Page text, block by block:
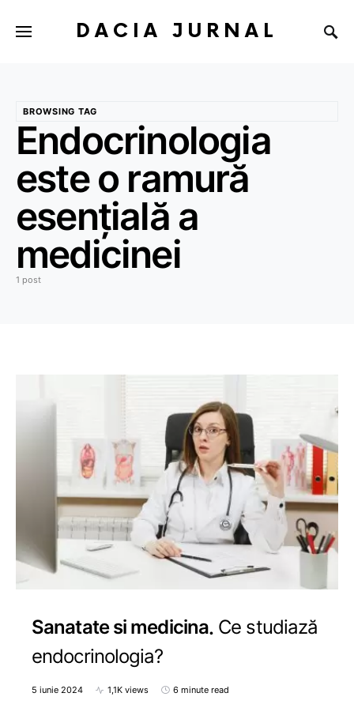
DACIA JURNAL
BROWSING TAG
Endocrinologia
este o ramură
esențială a
medicinei
1 post
Sanatate si medicina Ce studiază
endocrinologia?
5 iunie 2024 1,1K views 6 minute read